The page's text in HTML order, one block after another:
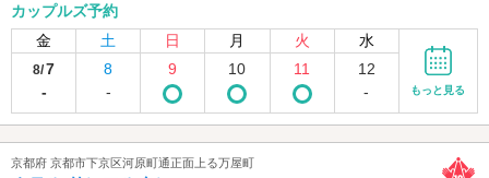
カップルズ予約
金
土 日 月 火 水
8/7
-
8
-
9 10 11
12
-
もっと見る
京都府 京都市下京区河原町通正面上る万屋町